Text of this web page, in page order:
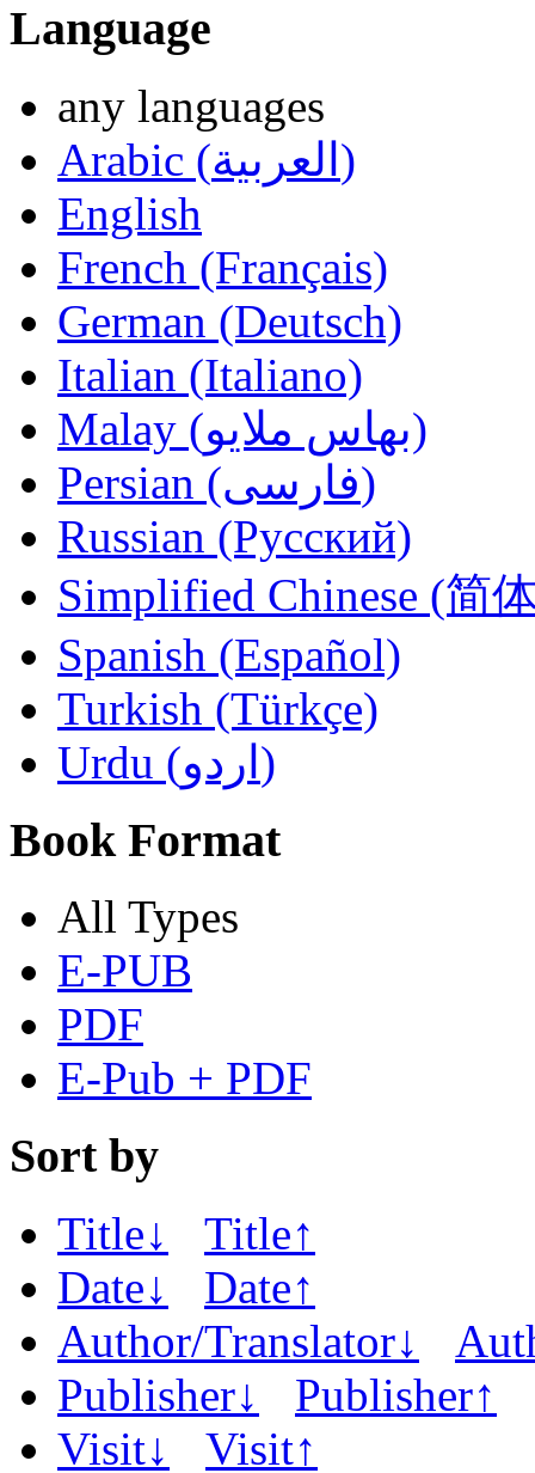
Language
any languages
Arabic (العربية)
English
French (Français)
German (Deutsch)
Italian (Italiano)
Malay (بهاس ملايو‎)
Persian (فارسی)
Russian (Русский)
Simplified Chinese (简
Spanish (Español)
Turkish (Türkçe)
Urdu (اردو)
Book Format
All Types
E-PUB
PDF
E-Pub + PDF
Sort by
Title↓
Title↑
Date↓
Date↑
Author/Translator↓
Publisher↓
Publisher↑
Visit↓
Visit↑